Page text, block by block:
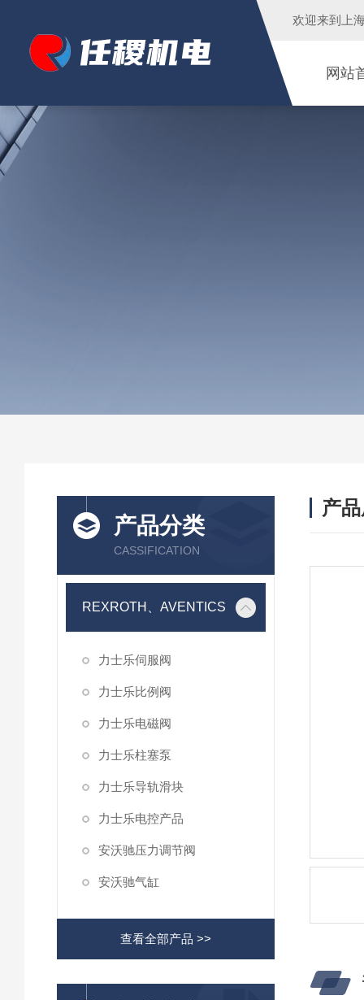
欢迎来到 上
网站
产品分类
CASSIFICATION
REXROTH、AVENTICS
力士乐伺服阀
力士乐比例阀
力士乐电磁阀
力士乐柱塞泵
力士乐导轨滑块
力士乐电控产品
安沃驰压力调节阀
安沃驰气缸
查看全部产品 >>
产